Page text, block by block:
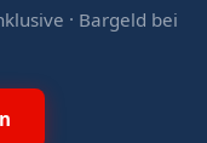
· Bargeld bei